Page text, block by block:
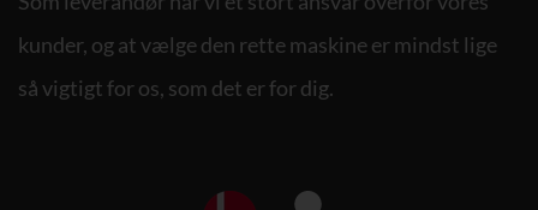
kunder, og at vælge den rette maskine er mindst lige
så vigtigt for os, som det er for dig.